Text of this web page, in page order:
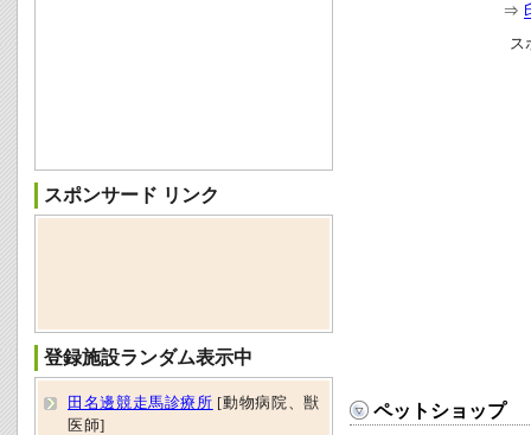
⇒
ス
ペットショップ
スポンサード リンク
登録施設ランダム表示中
田名邊競走馬診療所 [動物病院、獣
医師]